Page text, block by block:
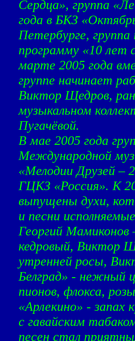
Сердца», группа
года в БКЗ
Петербурге,
программу «10
марте 2005 года
группе начинает
Виктор Щедров,
музыкальном
Пугачёвой.
В мае 2005 года
Международной
«Мелодии Друзей –
ГЦКЗ «Россия». К
выпущены духи,
и песни
Георгий
кедровый, Виктор
утренней росы,
Белград» - нежный
пионов, флокса,
«Арлекино» - запах
с гавайским
песен стал